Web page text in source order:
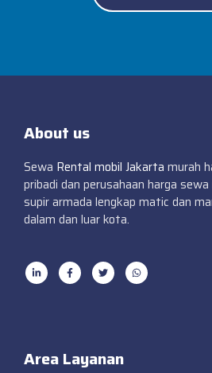
About us
Sewa Rental mobil Jakarta murah
pribadi dan perusahaan harga
supir armada lengkap matic dan
dalam dan luar kota.
Area Layanan